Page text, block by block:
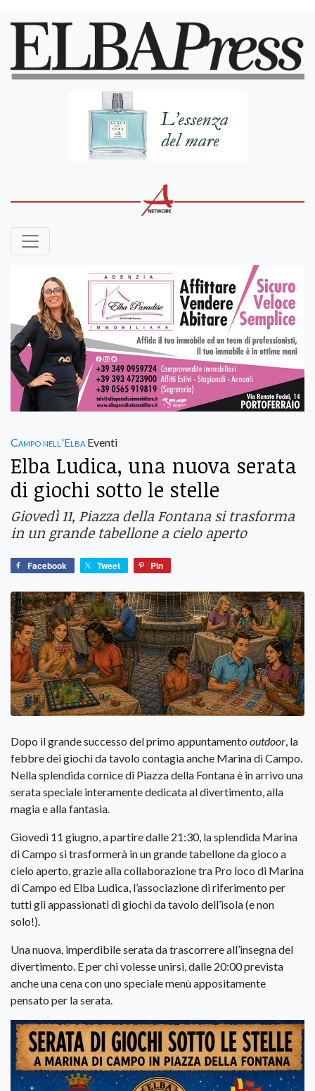
Campo nell'Elba Eventi
Elba Ludica, una nuova serata
di giochi sotto le stelle
Giovedì 11, Piazza della Fontana si trasforma
in un grande tabellone a cielo aperto
Facebook Tweet Pin
Dopo il grande successo del primo appuntamento outdoor, la
febbre dei giochi da tavolo contagia anche Marina di Campo.
Nella splendida cornice di Piazza della Fontana è in arrivo una
serata speciale interamente dedicata al divertimento, alla
magia e alla fantasia.
Giovedì 11 giugno, a partire dalle 21:30, la splendida Marina
di Campo si trasformerà in un grande tabellone da gioco a
cielo aperto, grazie alla collaborazione tra Pro loco di Marina
di Campo ed Elba Ludica, l’associazione di riferimento per
tutti gli appassionati di giochi da tavolo dell’isola (e non
solo!).
Una nuova, imperdibile serata da trascorrere all’insegna del
divertimento. E per chi volesse unirsi, dalle 20:00 prevista
anche una cena con uno speciale menù appositamente
pensato per la serata.